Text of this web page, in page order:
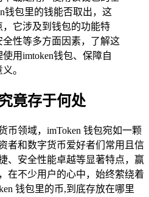
钱包里的钱能否取出，这
它涉及到钱包的功能特
性等多方面因素，了解这
用imtoken钱包、保障自
。
竟存于何处
币领域，imToken 钱包宛如一颗
者和数字货币爱好者们常用且信
、安全性能卓越等显著特点，赢
在不少用户的心中，始终萦绕着
钱包里的币,到底存放在哪里